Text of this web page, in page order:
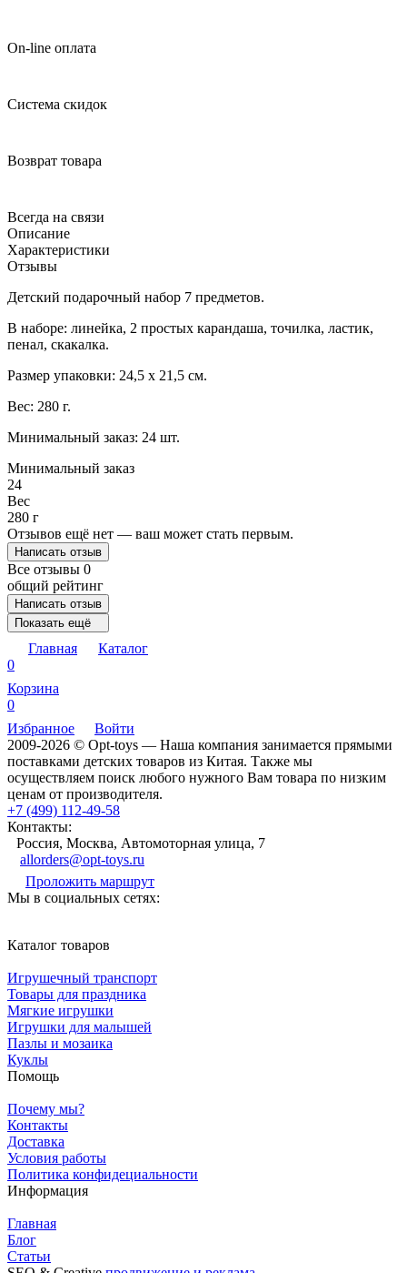
On-line оплата
Система скидок
Возврат товара
Всегда на связи
Описание
Характеристики
Отзывы
Детский подарочный набор 7 предметов.
В наборе: линейка, 2 простых карандаша, точилка, ластик,
пенал, скакалка.
Размер упаковки: 24,5 х 21,5 см.
Вес: 280 г.
Минимальный заказ: 24 шт.
Минимальный заказ
24
Вес
280 г
Отзывов ещё нет — ваш может стать первым.
Написать отзыв
Все отзывы 0
общий рейтинг
Написать отзыв
Показать ещё
Главная
Каталог
0
Корзина
0
Избранное
Войти
2009-2026 © Opt-toys — Наша компания занимается прямыми
поставками детских товаров из Китая. Также мы
осуществляем поиск любого нужного Вам товара по низким
ценам от производителя.
+7 (499) 112-49-58
Контакты:
Россия, Москва, Автомоторная улица, 7
allorders@opt-toys.ru
Проложить маршрут
Мы в социальных сетях:
Каталог товаров
Игрушечный транспорт
Товары для праздника
Мягкие игрушки
Игрушки для малышей
Пазлы и мозаика
Куклы
Помощь
Почему мы?
Контакты
Доставка
Условия работы
Политика конфидециальности
Информация
Главная
Блог
Статьи